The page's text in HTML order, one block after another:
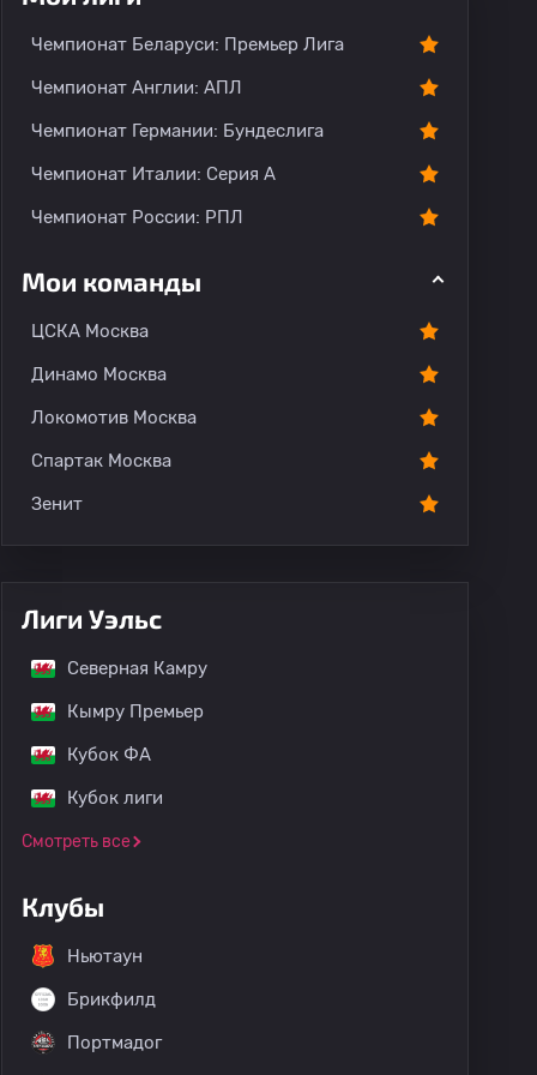
Чемпионат Беларуси: Премьер Лига
Чемпионат Англии: АПЛ
Чемпионат Германии: Бундеслига
Чемпионат Италии: Серия А
Чемпионат России: РПЛ
Мои команды
ЦСКА Москва
Динамо Москва
Локомотив Москва
Спартак Москва
Зенит
Лиги Уэльс
Северная Камру
Кымру Премьер
Кубок ФА
Кубок лиги
Смотреть все
Клубы
Ньютаун
Брикфилд
Портмадог